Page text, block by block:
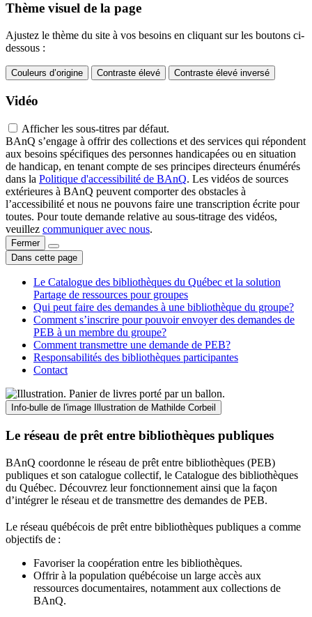
Thème visuel de la page
Ajustez le thème du site à vos besoins en cliquant sur les boutons ci-
dessous :
Couleurs d’origine Contraste élevé Contraste élevé inversé
Vidéo
Afficher les sous-titres par défaut.
BAnQ s’engage à offrir des collections et des services qui répondent
aux besoins spécifiques des personnes handicapées ou en situation
de handicap, en tenant compte de ses principes directeurs énumérés
dans la Politique d'accessibilité de BAnQ. Les vidéos de sources
extérieures à BAnQ peuvent comporter des obstacles à
l’accessibilité et nous ne pouvons faire une transcription écrite pour
toutes. Pour toute demande relative au sous-titrage des vidéos,
veuillez communiquer avec nous.
Fermer
Dans cette page
Le Catalogue des bibliothèques du Québec et la solution
Partage de ressources pour groupes
Qui peut faire des demandes à une bibliothèque du groupe?
Comment s’inscrire pour pouvoir envoyer des demandes de
PEB à un membre du groupe?
Comment transmettre une demande de PEB?
Responsabilités des bibliothèques participantes
Contact
Info-bulle de l'image Illustration de Mathilde Corbeil
Le réseau de prêt entre bibliothèques publiques
BAnQ coordonne le réseau de prêt entre bibliothèques (PEB)
publiques et son catalogue collectif, le Catalogue des bibliothèques
du Québec. Découvrez leur fonctionnement ainsi que la façon
d’intégrer le réseau et de transmettre des demandes de PEB.
Le réseau québécois de prêt entre bibliothèques publiques a comme
objectifs de :
Favoriser la coopération entre les bibliothèques.
Offrir à la population québécoise un large accès aux
ressources documentaires, notamment aux collections de
BAnQ.